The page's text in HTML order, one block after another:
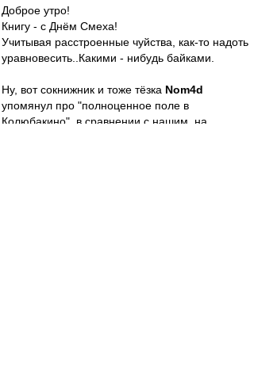
Доброе утро!
Книгу - с Днём Смеха!
Учитывая расстроенные чуйства, как-то надоть
уравновесить..Какими - нибудь байками.
Ну, вот сокнижник и тоже тёзка Nom4d
упомянул про "полноценное поле в
Колюбакино", в сравнении с нашим, на